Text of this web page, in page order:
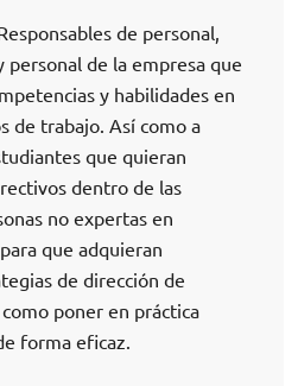
de personal,
de la empresa que
y habilidades en
de trabajo. Así como a
que quieran
dentro de las
no expertas en
que adquieran
de dirección de
poner en práctica
forma eficaz.